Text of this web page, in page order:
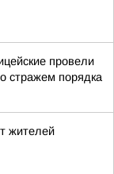
провели
стражем порядка
жителей